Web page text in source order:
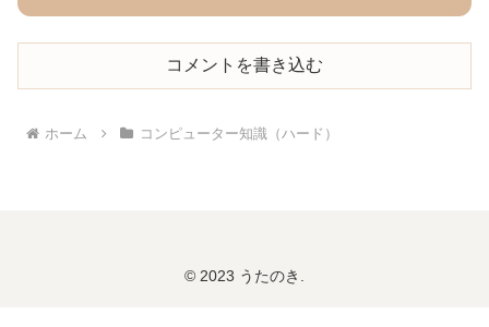
コメントを書き込む
ホーム コンピューター知識（ハード）
© 2023 うたのき.